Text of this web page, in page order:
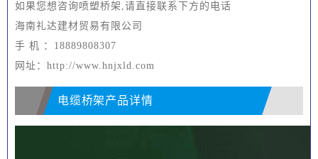
如果您想咨询喷塑桥架,请直接联系下方的电话
海南礼达建材贸易有限公司
手 机 ：18889808307
网址：http://www.hnjxld.com
电缆桥架产品详情